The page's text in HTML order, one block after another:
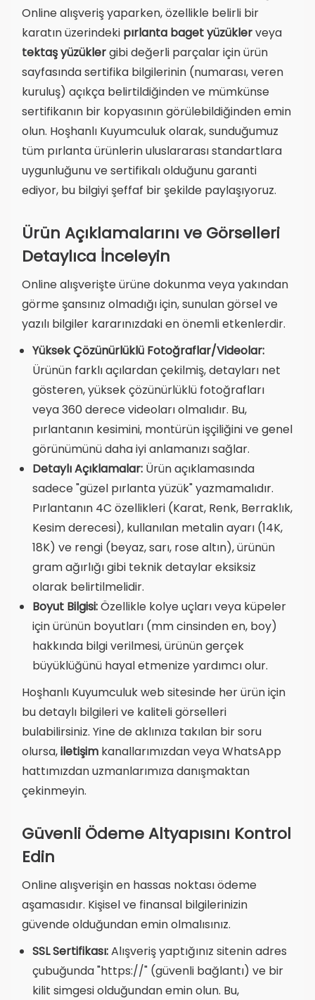
Online alışveriş yaparken, özellikle belirli bir
karatın üzerindeki pırlanta baget yüzüklerveya
tektaş yüzüklergibi değerli parçalar için ürün
sayfasında sertifika bilgilerinin (numarası, veren
kuruluş) açıkça belirtildiğinden ve mümkünse
sertifikanın bir kopyasının görülebildiğinden emin
olun. Hoşhanlı Kuyumculuk olarak, sunduğumuz
tüm pırlanta ürünlerin uluslararası standartlara
uygunluğunu ve sertifikalı olduğunu garanti
ediyor, bu bilgiyi şeffaf bir şekilde paylaşıyoruz.
Ürün Açıklamalarını ve Görselleri
Detaylıca İnceleyin
Online alışverişte ürüne dokunma veya yakından
görme şansınız olmadığı için, sunulan görsel ve
yazılı bilgiler kararınızdaki en önemli etkenlerdir.
Yüksek Çözünürlüklü Fotoğraflar/Videolar:
Ürünün farklı açılardan çekilmiş, detayları net
gösteren, yüksek çözünürlüklü fotoğrafları
veya 360 derece videoları olmalıdır. Bu,
pırlantanın kesimini, montürün işçiliğini ve genel
görünümünü daha iyi anlamanızı sağlar.
Detaylı Açıklamalar: Ürün açıklamasında
sadece "güzel pırlanta yüzük" yazmamalıdır.
Pırlantanın 4C özellikleri (Karat, Renk, Berraklık,
Kesim derecesi), kullanılan metalin ayarı (14K,
18K) ve rengi (beyaz, sarı, rose altın), ürünün
gram ağırlığı gibi teknik detaylar eksiksiz
olarak belirtilmelidir.
Boyut Bilgisi:Özellikle kolye uçları veya küpeler
için ürünün boyutları (mm cinsinden en, boy)
hakkında bilgi verilmesi, ürünün gerçek
büyüklüğünü hayal etmenize yardımcı olur.
Hoşhanlı Kuyumculuk web sitesinde her ürün için
bu detaylı bilgileri ve kaliteli görselleri
bulabilirsiniz. Yine de aklınıza takılan bir soru
olursa,iletişim kanallarımızdan veya WhatsApp
hattımızdan uzmanlarımıza danışmaktan
çekinmeyin.
Güvenli Ödeme Altyapısını Kontrol
Edin
Online alışverişin en hassas noktası ödeme
aşamasıdır. Kişisel ve finansal bilgilerinizin
güvende olduğundan emin olmalısınız.
SSL Sertifikası:Alışveriş yaptığınız sitenin adres
çubuğunda "https://" (güvenli bağlantı) ve bir
kilit simgesi olduğundan emin olun. Bu,